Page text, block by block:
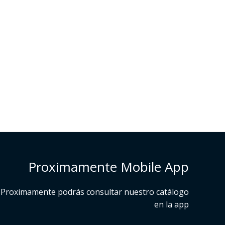
Proximamente Mobile App
Proximamente podrás consultar nuestro catálogo
en la app